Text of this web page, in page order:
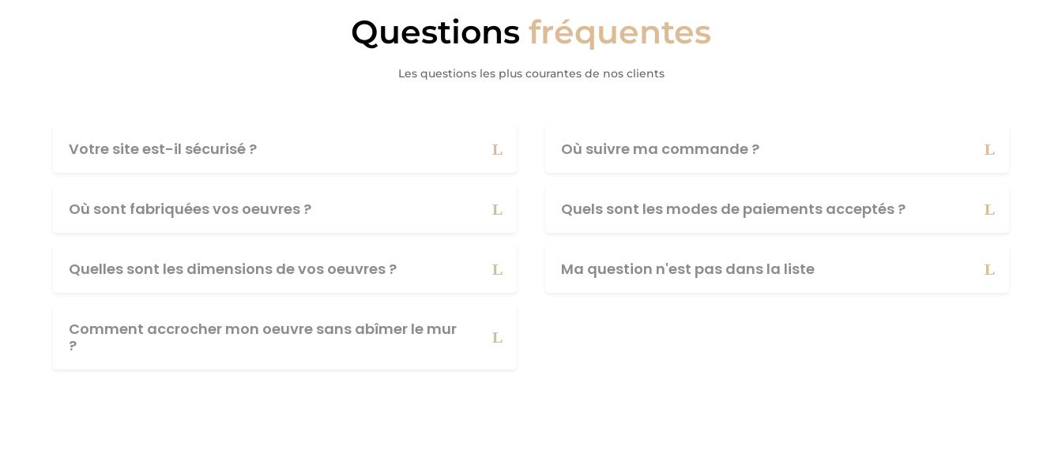
Questions fréquentes
Les questions les plus courantes de nos clients
Votre site est-il sécurisé ?
Où sont fabriquées vos oeuvres ?
Quelles sont les dimensions de vos oeuvres ?
Comment accrocher mon oeuvre sans abîmer le mur
?
Où suivre ma commande ?
Quels sont les modes de paiements acceptés ?
Ma question n'est pas dans la liste